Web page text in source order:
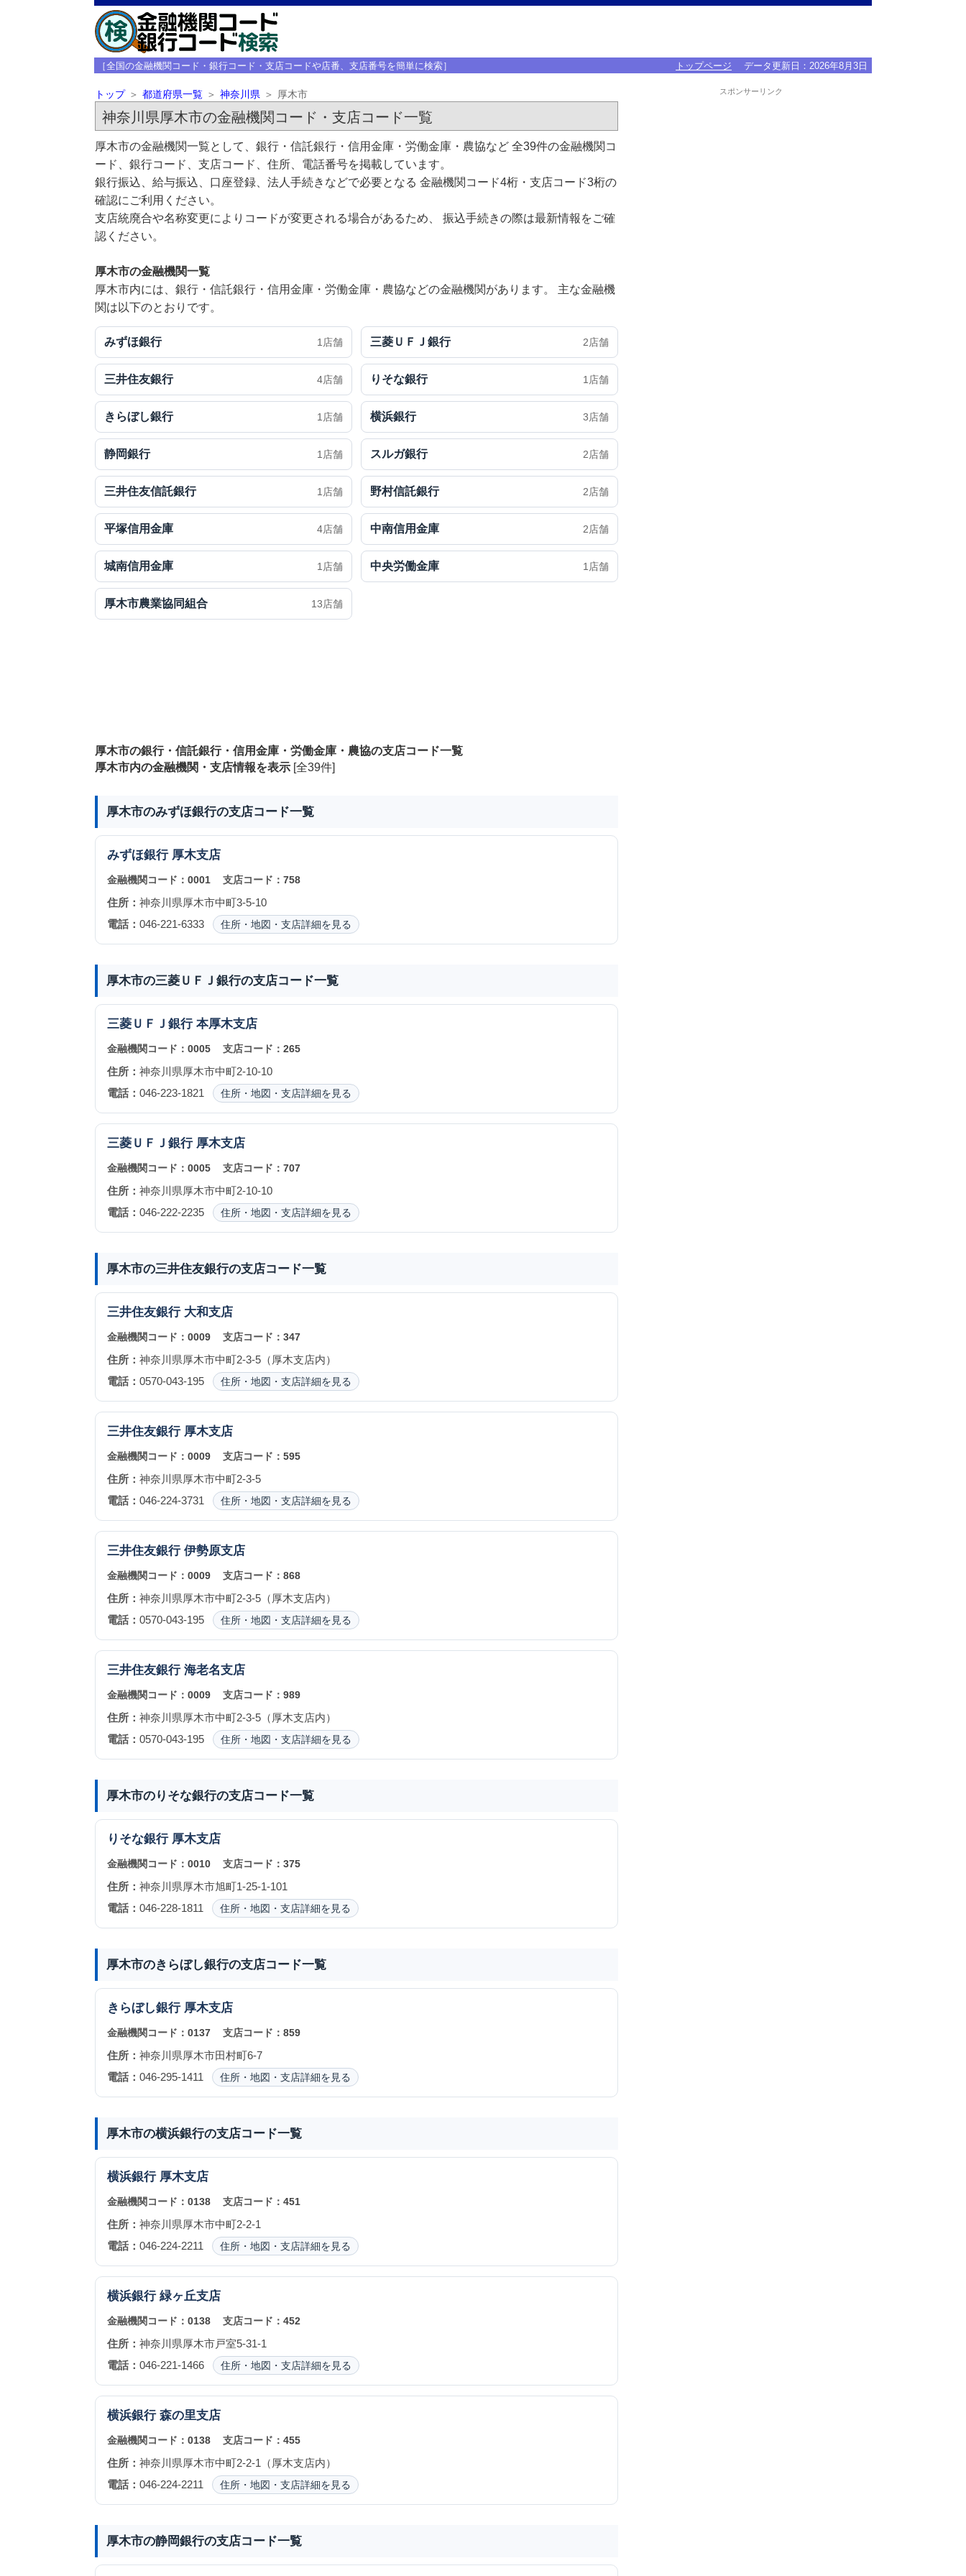
［全国の金融機関コード・銀行コード・支店コードや店番、支店番号を簡単に検索］ トップページ データ更新日： 2026年8月3日
トップ 都道府県一覧 神奈川県 厚木市
神奈川県厚木市の金融機関コード・支店コード一覧
厚木市の金融機関一覧として、銀行・信託銀行・信用金庫・労働金庫・農協など 全39件の金融機関コ
ード、銀行コード、支店コード、住所、電話番号を掲載しています。
銀行振込、給与振込、口座登録、法人手続きなどで必要となる 金融機関コード4桁・支店コード3桁の
確認にご利用ください。
支店統廃合や名称変更によりコードが変更される場合があるため、 振込手続きの際は最新情報をご確
認ください。
厚木市の金融機関一覧
厚木市内には、銀行・信託銀行・信用金庫・労働金庫・農協などの金融機関があります。 主な金融機
関は以下のとおりです。
みずほ銀行 1店舗 三菱ＵＦＪ銀行 2店舗
三井住友銀行 4店舗 りそな銀行 1店舗
きらぼし銀行 1店舗 横浜銀行 3店舗
静岡銀行 1店舗 スルガ銀行 2店舗
三井住友信託銀行 1店舗 野村信託銀行 2店舗
平塚信用金庫 4店舗 中南信用金庫 2店舗
城南信用金庫 1店舗 中央労働金庫 1店舗
厚木市農業協同組合 13店舗
厚木市の銀行・信託銀行・信用金庫・労働金庫・農協の支店コード一覧
厚木市内の金融機関・支店情報を表示[全39件]
厚木市のみずほ銀行の支店コード一覧
みずほ銀行 厚木支店
金融機関コード： 0001 支店コード： 758
住所： 神奈川県厚木市中町3-5-10
電話： 046-221-6333 住所・地図・支店詳細を見る
厚木市の三菱ＵＦＪ銀行の支店コード一覧
三菱ＵＦＪ銀行 本厚木支店
金融機関コード： 0005 支店コード： 265
住所： 神奈川県厚木市中町2-10-10
電話： 046-223-1821 住所・地図・支店詳細を見る
三菱ＵＦＪ銀行 厚木支店
金融機関コード： 0005 支店コード： 707
住所： 神奈川県厚木市中町2-10-10
電話： 046-222-2235 住所・地図・支店詳細を見る
厚木市の三井住友銀行の支店コード一覧
三井住友銀行 大和支店
金融機関コード： 0009 支店コード： 347
住所： 神奈川県厚木市中町2-3-5（厚木支店内）
電話： 0570-043-195 住所・地図・支店詳細を見る
三井住友銀行 厚木支店
金融機関コード： 0009 支店コード： 595
住所： 神奈川県厚木市中町2-3-5
電話： 046-224-3731 住所・地図・支店詳細を見る
三井住友銀行 伊勢原支店
金融機関コード： 0009 支店コード： 868
住所： 神奈川県厚木市中町2-3-5（厚木支店内）
電話： 0570-043-195 住所・地図・支店詳細を見る
三井住友銀行 海老名支店
金融機関コード： 0009 支店コード： 989
住所： 神奈川県厚木市中町2-3-5（厚木支店内）
電話： 0570-043-195 住所・地図・支店詳細を見る
厚木市のりそな銀行の支店コード一覧
りそな銀行 厚木支店
金融機関コード： 0010 支店コード： 375
住所： 神奈川県厚木市旭町1-25-1-101
電話： 046-228-1811 住所・地図・支店詳細を見る
厚木市のきらぼし銀行の支店コード一覧
きらぼし銀行 厚木支店
金融機関コード： 0137 支店コード： 859
住所： 神奈川県厚木市田村町6-7
電話： 046-295-1411 住所・地図・支店詳細を見る
厚木市の横浜銀行の支店コード一覧
横浜銀行 厚木支店
金融機関コード： 0138 支店コード： 451
住所： 神奈川県厚木市中町2-2-1
電話： 046-224-2211 住所・地図・支店詳細を見る
横浜銀行 緑ヶ丘支店
金融機関コード： 0138 支店コード： 452
住所： 神奈川県厚木市戸室5-31-1
電話： 046-221-1466 住所・地図・支店詳細を見る
横浜銀行 森の里支店
金融機関コード： 0138 支店コード： 455
住所： 神奈川県厚木市中町2-2-1（厚木支店内）
電話： 046-224-2211 住所・地図・支店詳細を見る
厚木市の静岡銀行の支店コード一覧
スポンサーリンク